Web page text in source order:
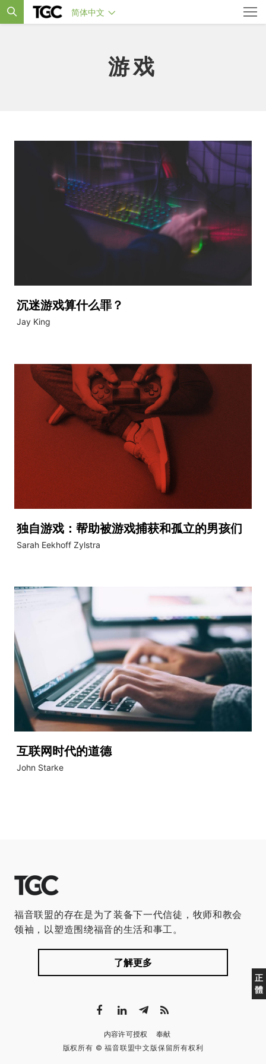
简体中文
游戏
沉迷游戏算什么罪？
Jay King
独自游戏：帮助被游戏捕获和孤立的男孩们
Sarah Eekhoff Zylstra
互联网时代的道德
John Starke
正
體
福音联盟的存在是为了装备下一代信徒，牧师和教会
领袖，以塑造围绕福音的生活和事工。
了解更多
内容许可授权
奉献
版权所有 © 福音联盟中文版保留所有权利